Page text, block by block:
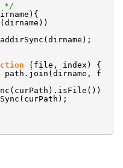
*/
(file, index) {
path.join(dirname, f